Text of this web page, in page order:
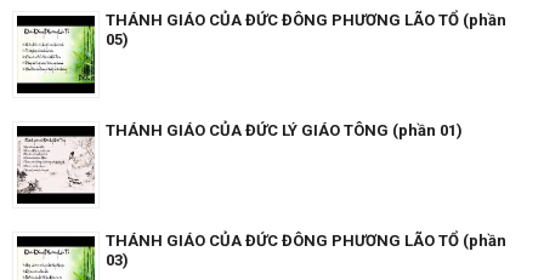
THÁNH GIÁO CỦA ĐỨC ĐÔNG PHƯƠNG LÃO TỔ (phần
05)
THÁNH GIÁO CỦA ĐỨC LÝ GIÁO TÔNG (phần 01)
THÁNH GIÁO CỦA ĐỨC ĐÔNG PHƯƠNG LÃO TỔ (phần
03)